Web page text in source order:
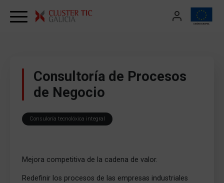
Consultoría de Procesos
de Negocio
Consuloría tecnolóxica integral
Mejora competitiva de la cadena de valor.
Redefinir los procesos de las empresas industriales